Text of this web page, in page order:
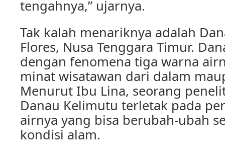
tengahnya,” ujarnya.
Tak kalah menariknya adalah
Flores, Nusa Tenggara Timur.
dengan fenomena tiga warna
minat wisatawan dari dalam
Menurut Ibu Lina, seorang
Danau Kelimutu terletak pada
airnya yang bisa berubah-ubah
kondisi alam.